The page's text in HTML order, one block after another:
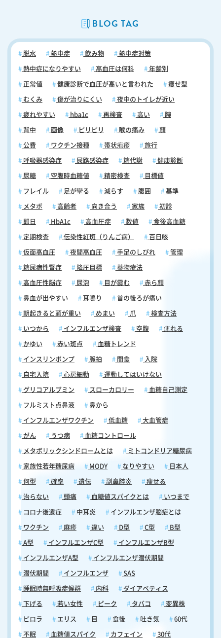
同じ分量でもお支払額は保険負担割合（1割ー3割）に応じ変化します。
法を行うにあたっての注意点は、以下の通りです。 【舌下免疫療法にお
ける注意点1】対象年齢 上述した通り、舌下免疫療法は小児にも適用可
おくことが難しく、治療を効果的かつ円滑に進めることができないケー
スがあります。そのため一般的に、舌下免疫療法は5歳以上の患者さん
や患者さんの状況によって異なるため、医師に相談することをお勧めし
ます。 【舌下免疫療法における注意点2】開始時期 アレルゲンの種類に
あります。 【舌下免疫療法における注意点3】アナフィラキシーが発生
する可能性 舌下免疫療法によって重篤なアナフィラキシーが発生する可
指導を受け、アナフィラキシーの症状や対処法について理解を深める必
要があります。なお当院では、アナフィラキシー予防のため、初日はク
いただけます）。 【舌下免疫療法における注意点4】効果が出るのに時
間がかかります 舌下免疫療法は、効果が現れるまでに数ヶ月から1年程
家族が長期的な治療に対して理解を深め、継続的な治療を行うことが必
要です。 【舌下免疫療法における注意点5】定期的に治療を受けること
途中で中断すると、アレルゲンに対する耐性が低下する可能性があるた
め、医師の指導に従い、定期的に治療を受けてください。 ＜その他の治
とは、アレルゲンを皮下に注射して、免疫系を強化し、アレルギー症状
を緩和する治療法です。舌下免疫療法と同様、アレルゲンに対する免疫
います。なお、舌下免疫療法が「スギ」と「ダニ」の2種類に限定され
るのに対し、皮下免疫療法では「ブタクサ」をはじめ幅広いアレルゲン
ください。 舌下免疫療法のまとめ 舌下免疫療法はアレルギー症状を軽
減したり、予防したりする有効な治療法ですが、治療期間が長く、副作
また、治療期間は数か月から数年にわたる場合があり、定期的な通院や
検査が必要になるため、生活スタイルに合わせて計画することも重要で
よく相談し、慎重に決断することをお勧めします。なお、当院ではアレ
ルギー治療の一つとして舌下免疫療法を取り入れています。舌下免疫療
BLOG TAG
脱水 熱中症 飲み物 熱中症対策
熱中症になりやすい 高血圧は何科 年齢別
正常値 健康診断で血圧が高いと言われた 痩せ型
むくみ 傷が治りにくい 夜中のトイレが近い
疲れやすい hba1c 再検査 高い 腕
背中 画像 ピリピリ 喉の痛み 顔
公費 ワクチン接種 帯状疱疹 旅行
呼吸器感染症 尿路感染症 糖代謝 健康診断
尿糖 空腹時血糖値 精密検査 目標値
フレイル 足が攣る 減らす 腹囲 基準
メタボ 高齢者 向き合う 家族 初診
即日 HbA1c 高血圧症 数値 食後高血糖
定期検査 伝染性紅斑（りんご病） 百日咳
仮面高血圧 夜間高血圧 手足のしびれ 管理
糖尿病性腎症 降圧目標 薬物療法
高血圧性脳症 尿泡 目が霞む 赤ら顔
鼻血が出やすい 耳鳴り 首の後ろが痛い
朝起きると頭が重い めまい 爪 検査方法
いつから インフルエンザ検査 空腹 痺れる
かゆい 赤い斑点 血糖トレンド
インスリンポンプ 脈拍 間食 入院
自宅入院 心房細動 運動してはいけない
グリコアルブミン スローカロリー 血糖自己測定
フルミスト点鼻液 鼻から
インフルエンザワクチン 低血糖 大血管症
がん うつ病 血糖コントロール
メタボリックシンドロームとは ミトコンドリア糖尿病
家族性若年糖尿病 MODY なりやすい 日本人
何型 確率 遺伝 副鼻腔炎 痩せる
治らない 頭痛 血糖値スパイクとは いつまで
コロナ後遺症 中耳炎 インフルエンザ脳症とは
ワクチン 麻疹 違い D型 C型 B型
A型 インフルエンザC型 インフルエンザB型
インフルエンザA型 インフルエンザ潜伏期間
潜伏期間 インフルエンザ SAS
睡眠時無呼吸症候群 内科 ダイアベティス
下げる 若い女性 ピーク タバコ 変異株
ピロラ エリス 目 食後 吐き気 60代
不眠 血糖値スパイク カフェイン 30代